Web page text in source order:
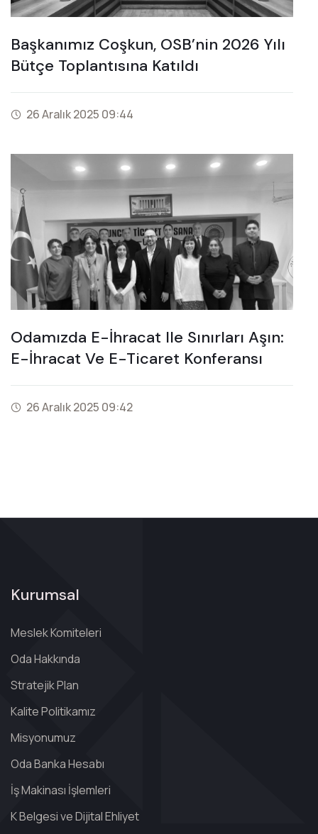
Başkanımız Coşkun, OSB’nin 2026 Yılı
Bütçe Toplantısına Katıldı
26 Aralık 2025 09:44
Odamızda E-İhracat Ile Sınırları Aşın:
E-İhracat Ve E-Ticaret Konferansı
26 Aralık 2025 09:42
Kurumsal
Meslek Komiteleri
Oda Hakkında
Stratejik Plan
Kalite Politikamız
Misyonumuz
Oda Banka Hesabı
İş Makinası İşlemleri
K Belgesi ve Dijital Ehliyet